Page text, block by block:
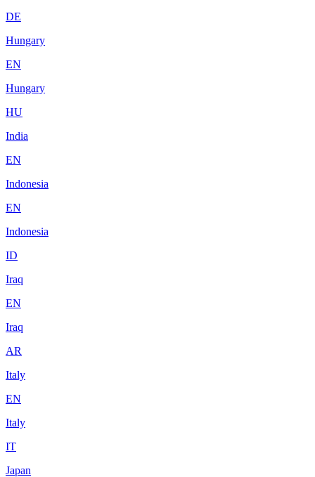
DE
Hungary
EN
Hungary
HU
India
EN
Indonesia
EN
Indonesia
ID
Iraq
EN
Iraq
AR
Italy
EN
Italy
IT
Japan